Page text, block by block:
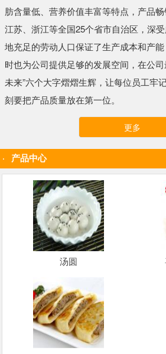
肪含量低、营养价值丰富等特点，产品畅
江苏、浙江等全国25个省市自治区，深
地充足的劳动人口保证了生产成本和产
时也为公司提供足够的发展空间，在公
未来”六个大字熠熠生辉，让每位员工牢
刻要把产品质量放在第一位。
更多
产品中心
汤圆